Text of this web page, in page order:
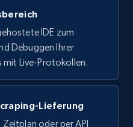
Gratis testen
account, Is
IDE zum
Debuggen Ihrer
mit Live-Protokollen.
Lieferung
oder per API